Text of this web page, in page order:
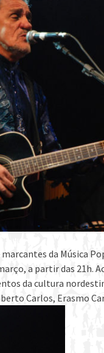
marcantes da Música
a partir das 21h.
da cultura
Carlos, Erasmo